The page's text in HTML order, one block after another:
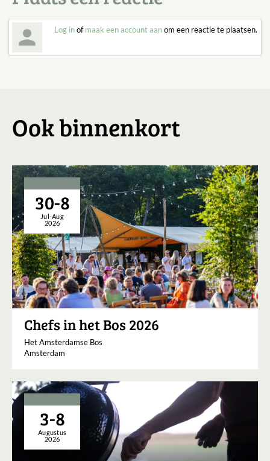
Log inofmaak een account aanom een reactie te plaatsen.
Ook binnenkort
30-8
Jul-Aug
2026
Chefs in het Bos 2026
Het Amsterdamse Bos
Amsterdam
3-8
Augustus
2026